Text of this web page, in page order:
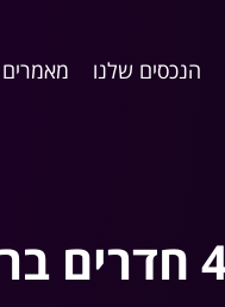
הנכסים שלנו מאמרים